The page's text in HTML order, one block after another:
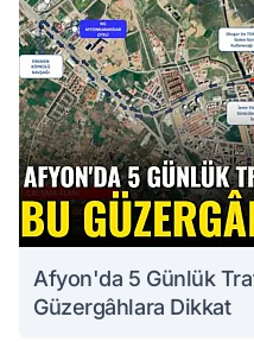
Afyon'da 5 Günlük
Güzergâhlara Dikkat